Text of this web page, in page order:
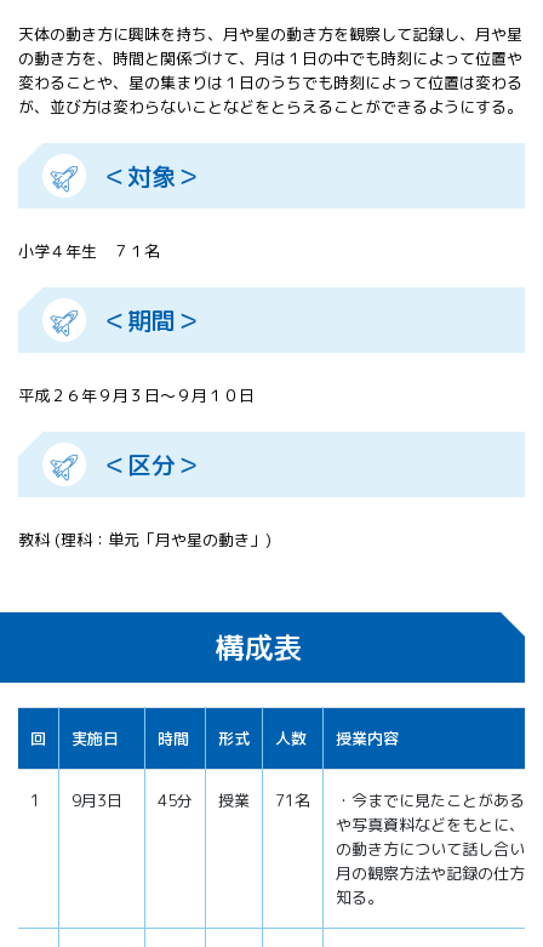
分科会 年次
会合
APRSAFポス
ターコンテ
スト
ム
天体の動き方に興味を持ち、月や星の動き方を観察して記録し、月や星
の動き方を、時間と関係づけて、月は１日の中でも時刻によって位置や
変わることや、星の集まりは１日のうちでも時刻によって位置は変わる
が、並び方は変わらないことなどをとらえることができるようにする。
＜対象＞
小学４年生 ７１名
＜期間＞
平成２６年９月３日～９月１０日
＜区分＞
教科 (理科：単元「月や星の動き」)
構成表
回 実施日 時間 形式 人数 授業内容
1 9月3日 45分 授業 71名
・今までに見たことがある月
や写真資料などをもとに、月
の動き方について話し合い、
月の観察方法や記録の仕方を
知る。